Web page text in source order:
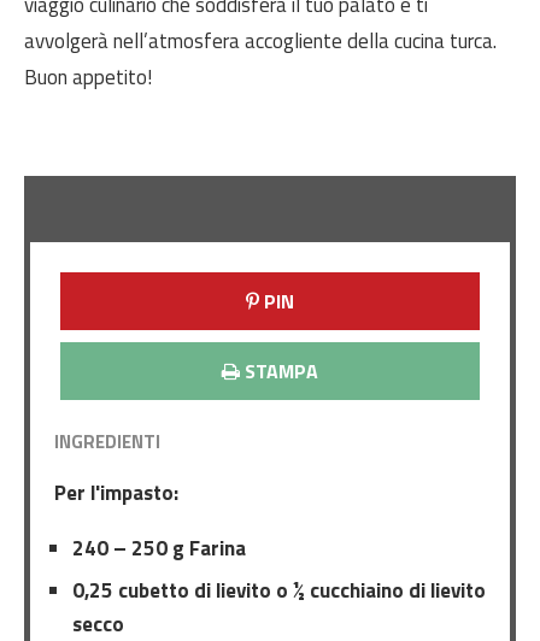
avvolgerà nell’atmosfera accogliente della cucina turca.
Buon appetito!
PIN
STAMPA
INGREDIENTI
Per l'impasto:
240 – 250 g Farina
0,25 cubetto di lievito o ½ cucchiaino di lievito
secco